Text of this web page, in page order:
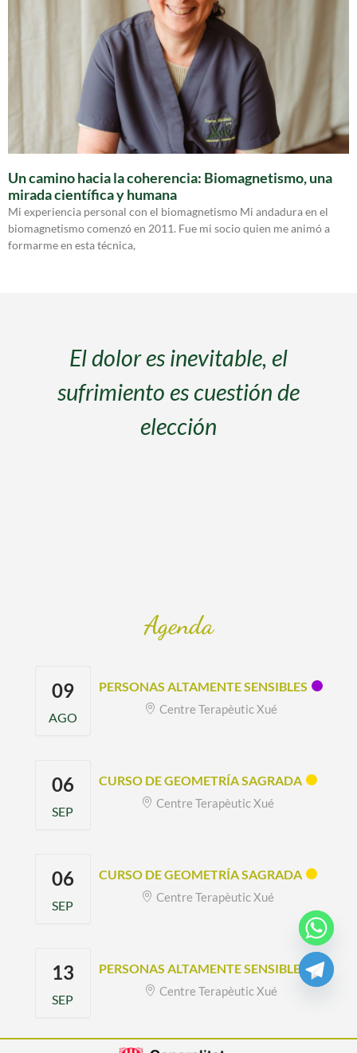
Un camino hacia la coherencia: Biomagnetismo, una
mirada científica y humana
Mi experiencia personal con el biomagnetismo Mi andadura en el
biomagnetismo comenzó en 2011. Fue mi socio quien me animó a
formarme en esta técnica,
El dolor es inevitable, el
sufrimiento es cuestión de
elección
Agenda
09
AGO
PERSONAS ALTAMENTE SENSIBLES
Centre Terapèutic Xué
06
SEP
CURSO DE GEOMETRÍA SAGRADA
Centre Terapèutic Xué
06
SEP
CURSO DE GEOMETRÍA SAGRADA
Centre Terapèutic Xué
13
SEP
PERSONAS ALTAMENTE SENSIBLES
Centre Terapèutic Xué